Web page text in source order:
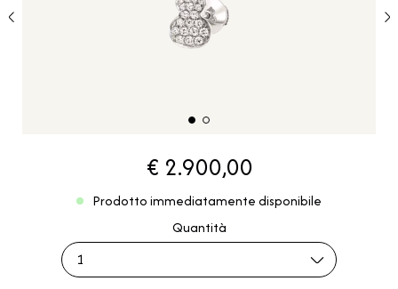
€ 2.900,00
Prodotto immediatamente disponibile
Quantità
1